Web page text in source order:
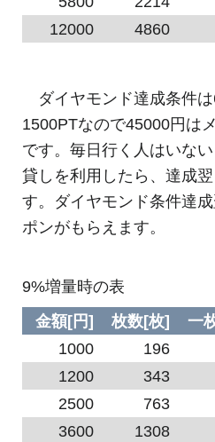
12000
4860
ダイヤモンド達成条件
1500PTなので45000円は
です。毎日行く人はいな
貸しを利用したら、達成
す。ダイヤモンド条件達
ポンがもらえます。
9%増量時の表
金額[円]
枚数[枚]
一
1000
196
1200
343
2500
763
3600
1308